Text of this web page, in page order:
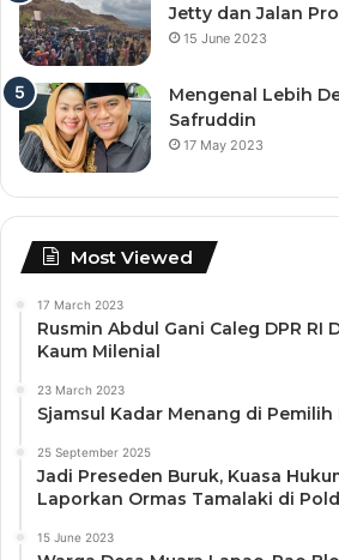
Jetty dan Jalan
15 June 2023
Mengenal Lebih
Safruddin
17 May 2023
Most Viewed
17 March 2023
Rusmin Abdul Gani Caleg DPR RI
Kaum Milenial
23 March 2023
Sjamsul Kadar Menang di
25 September 2025
Jadi Preseden Buruk, Kuasa
Laporkan Ormas Tamalaki di
15 June 2023